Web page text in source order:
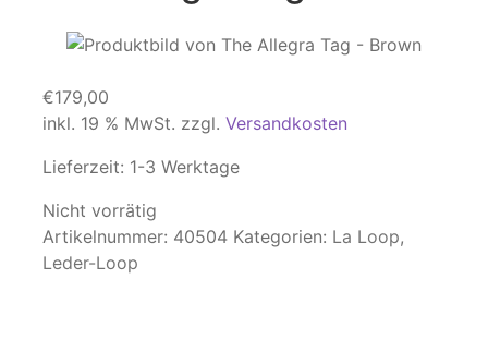
€179,00
inkl. 19 % MwSt. zzgl. Versandkosten
Lieferzeit: 1-3 Werktage
Nicht vorrätig
Artikelnummer: 40504 Kategorien: La Loop,
Leder-Loop